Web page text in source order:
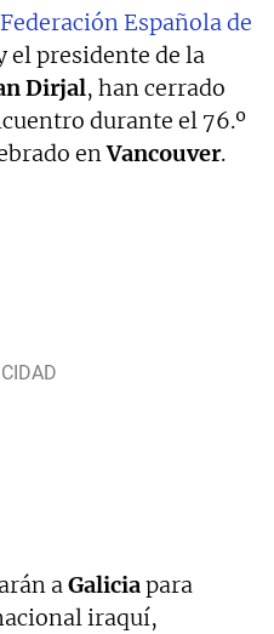
Española de
el presidente de la
Dirjal, han cerrado
durante el 76.º
enVancouver.
aGaliciapara
iraquí,